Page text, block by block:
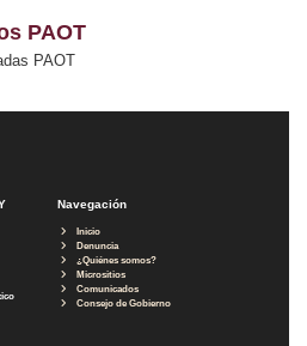
PAOT
PAOT
Navegación
Inicio
Denuncia
¿Quiénes somos?
Micrositios
Comunicados
Consejo de Gobierno